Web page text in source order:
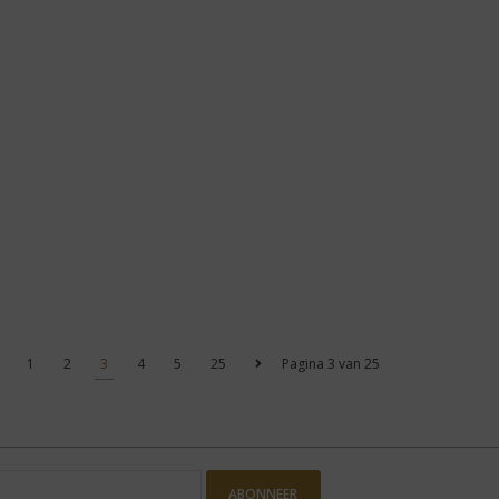
Pagina 3 van 25
1 2 3 4 5 25
ABONNEER